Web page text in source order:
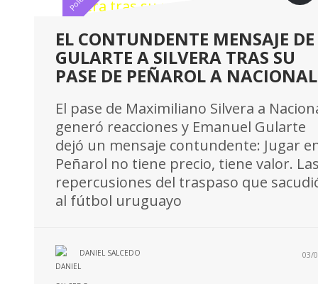
EL CONTUNDENTE MENSAJE DE
GULARTE A SILVERA TRAS SU
PASE DE PEÑAROL A NACIONAL
El pase de Maximiliano Silvera a
generó reacciones y Emanuel Gularte
dejó un mensaje contundente: Jugar
Peñarol no tiene precio, tiene valor.
repercusiones del traspaso que
al fútbol uruguayo
DANIEL SALCEDO 03/